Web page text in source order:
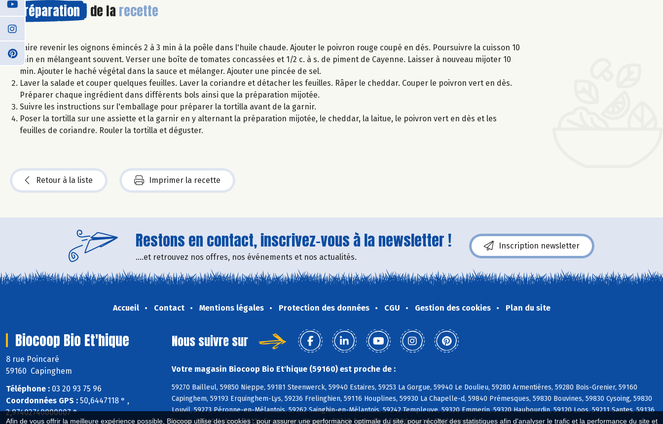
Afin de vous offrir la meilleure expérience possible, Biocoop utilise des cookies : pour assurer une performance optimale du site, pour récolter des statistiques afin d'analyser le trafic et la performance du site et
Préparation de la recette
Faire revenir les oignons émincés 2 à 3 min à la poêle dans l'huile chaude. Ajouter le poivron rouge coupé en dés. Poursuivre la cuisson 10
min en mélangeant souvent. Verser une boîte de tomates concassées et 1/2 c. à s. de piment de Cayenne. Laisser à nouveau mijoter 10
min. Ajouter le haché végétal dans la sauce et mélanger. Ajouter une pincée de sel.
Laver la salade et couper quelques feuilles. Laver la coriandre et détacher les feuilles. Râper le cheddar. Couper le poivron vert en dès.
Préparer chaque ingrédient dans différents bols ainsi que la préparation mijotée.
Suivre les instructions sur l'emballage pour préparer la tortilla avant de la garnir.
Poser la tortilla sur une assiette et la garnir en y alternant la préparation mijotée, le cheddar, la laitue, le poivron vert en dès et les
feuilles de coriandre. Rouler la tortilla et déguster.
Retour à la liste Imprimer la recette
Restons en contact, inscrivez-vous à la newsletter !
....et retrouvez nos offres, nos événements et nos actualités.
Inscription newsletter
Accueil Contact Mentions légales Protection des données CGU Gestion des cookies Plan du site
Biocoop Bio Et'hique
8 rue Poincaré
59160 Capinghem
Téléphone : 03 20 93 75 96
Coordonnées GPS : 50,6447118 ° ,
2,97402740000007 °
Nous suivre sur
Votre magasin Biocoop Bio Et'hique (59160) est proche de :
59270 Bailleul, 59850 Nieppe, 59181 Steenwerck, 59940 Estaires, 59253 La Gorgue, 59940 Le Doulieu, 59280 Armentières, 59280 Bois-Grenier, 59160
Capinghem, 59193 Erquinghem-Lys, 59236 Frelinghien, 59116 Houplines, 59930 La Chapelle-d, 59840 Prémesques, 59830 Bouvines, 59830 Cysoing, 59830
Louvil, 59273 Péronne-en-Mélantois, 59262 Sainghin-en-Mélantois, 59242 Templeuve, 59320 Emmerin, 59320 Haubourdin, 59120 Loos, 59211 Santes, 59136
Wavrin, 59249 Aubers, 59134 Fournes-en-Weppes, 59249 Fromelles, 59496 Hantay, 59134 Herlies